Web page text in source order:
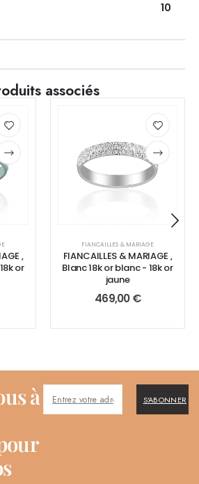
10
associés
,
or
FIANCAILLES & MARIAGE
FIANCAILLES & MARIAGE ,
Blanc 18k or blanc - 18k or
jaune
469,00€
à
S'ABONNER